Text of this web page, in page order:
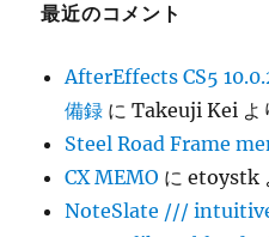
最近のコメント
AfterEffects CS5
備録 にTakeuji Kei よ
Steel Road Frame
CX MEMO にetoystk
NoteSlate ///